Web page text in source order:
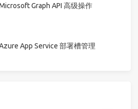
Graph API 高级操作
App Service 部署槽管理